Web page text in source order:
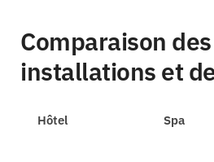
Comparaison des
installations et
Hôtel Spa